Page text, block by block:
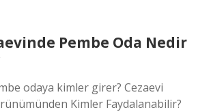
Pembe Oda Nedir
odaya kimler girer? Cezaevi
Kimler Faydalanabilir?